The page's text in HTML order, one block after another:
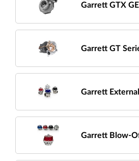
Garrett GTX
Garrett GT
Garrett
Garrett Blow-